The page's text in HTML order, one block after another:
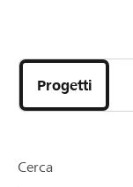
DE FR IT
i
progetti
e
della
Progetti
Cerca